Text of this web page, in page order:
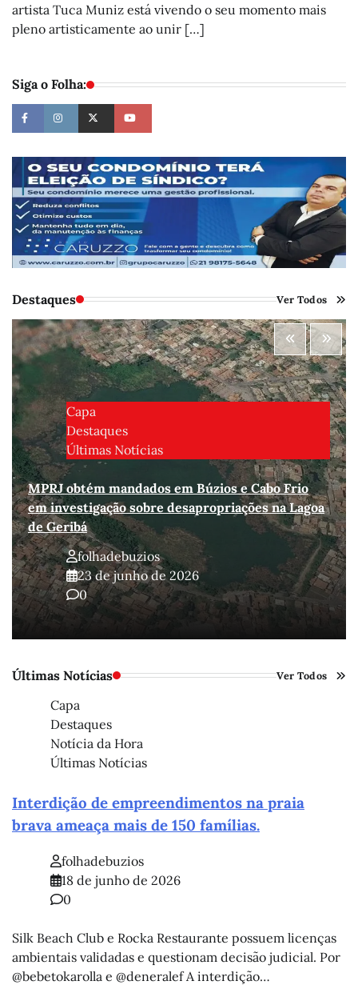
artista Tuca Muniz está vivendo o seu momento mais
pleno artisticamente ao unir […]
Siga o Folha:
Destaques Ver Todos
Capa
Destaques
Últimas Notícias
MPRJ obtém mandados em Búzios e Cabo Frio
em investigação sobre desapropriações na Lagoa
de Geribá
folhadebuzios
23 de junho de 2026
0
Últimas Notícias Ver Todos
Capa
Destaques
Notícia da Hora
Últimas Notícias
Interdição de empreendimentos na praia
brava ameaça mais de 150 famílias.
folhadebuzios
18 de junho de 2026
0
Silk Beach Club e Rocka Restaurante possuem licenças
ambientais validadas e questionam decisão judicial. Por
@bebetokarolla e @deneralef A interdição…